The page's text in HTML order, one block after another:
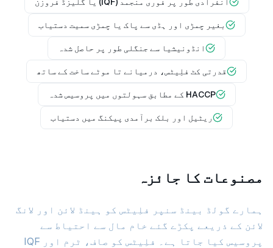
بغیر چمڑی اور ہڈی سے پاک یا چمڑی سمیت دستیاب
انڈونیشیا سے جنگلی طور پر حاصل شدہ
قدرتی کٹ فلِیٹس، درمیانے تا موٹے ساخت کے ساتھ
HACCP کے مطابق سہولتوں میں پروسیس شدہ
ریٹیل اور بلک برآمدی پیکنگ میں دستیاب
مصنوعات کا جائزہ
ہمارے گولڈ بینڈ سنپر فلِیٹس کو ہینڈ لائن اور لانگ
لائن کے ذریعے پکڑے گئے خام مال سے احتیاط سے
پروسیس کیا جاتا ہے۔ فلِیٹس کو صاف، ٹرم اور IQF